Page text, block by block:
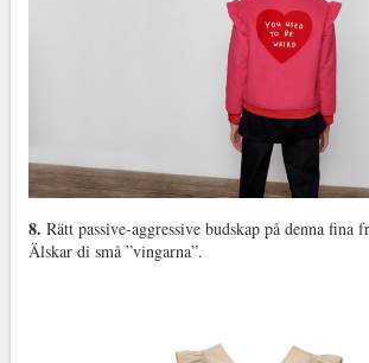
8. Rätt passive-aggressive budskap på denna fina
Älskar di små ”vingarna”.